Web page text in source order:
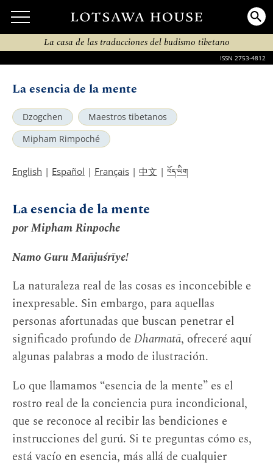
La casa de las traducciones del budismo tibetano
ISSN 2753-4812
La esencia de la mente
Dzogchen
Maestros tibetanos
Mipham Rimpoché
English | Español | Français | 中文 | བོད་ཡིག
La esencia de la mente
por Mipham Rinpoche
Namo Guru Mañjuśrīye!
La naturaleza real de las cosas es inconcebible e
inexpresable. Sin embargo, para aquellas
personas afortunadas que buscan penetrar el
significado profundo de Dharmatā, ofreceré aquí
algunas palabras a modo de ilustración.
Lo que llamamos “esencia de la mente” es el
rostro real de la conciencia pura incondicional,
que se reconoce al recibir las bendiciones e
instrucciones del gurú. Si te preguntas cómo es,
está vacío en esencia, más allá de cualquier